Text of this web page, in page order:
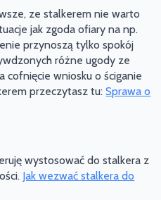
ze stalkerem nie warto
jak zgoda ofiary na np.
przynoszą tylko spokój
różne ugody ze
cofnięcie wniosku o ściganie
przeczytasz tu:Sprawa o
wystosować do stalkera z
Jak wezwać stalkera do